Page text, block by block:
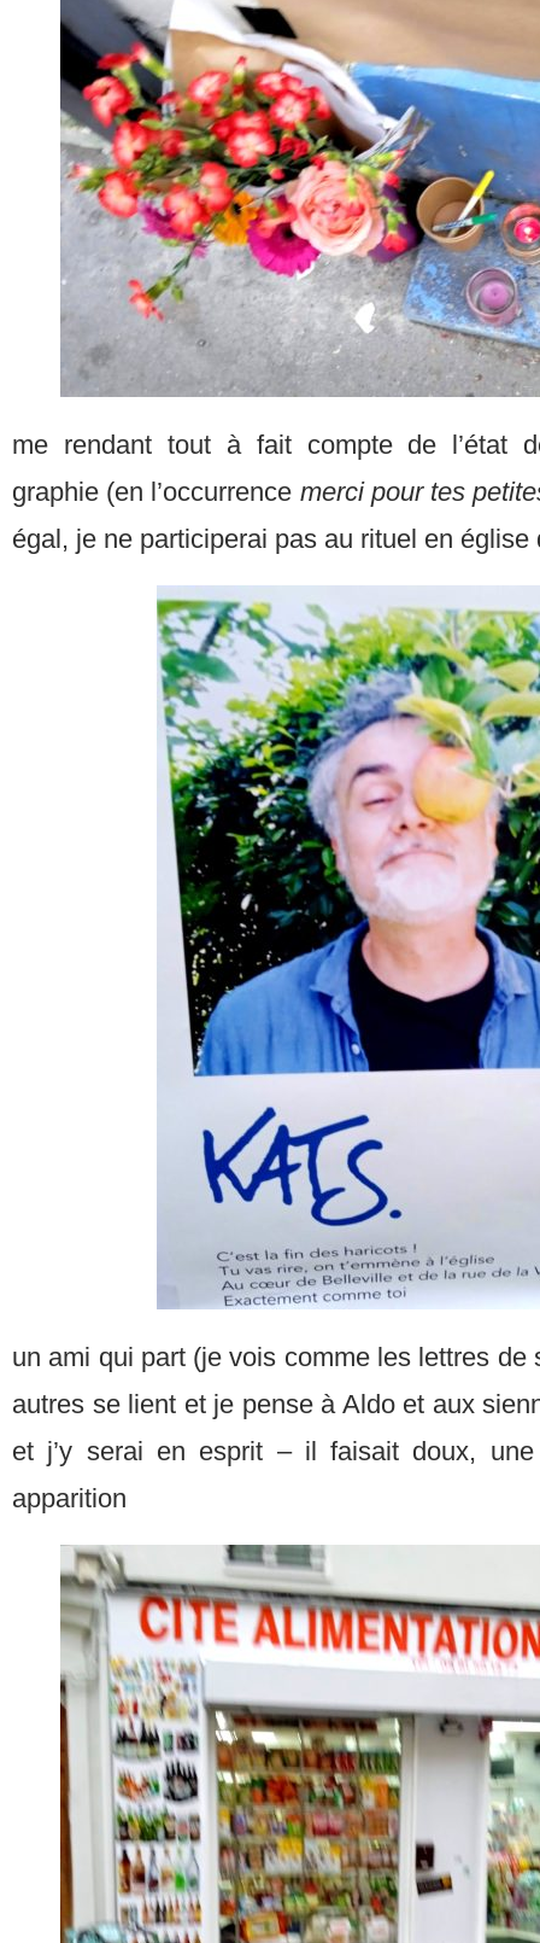
me rendant tout à fait compte de l’état
graphie (en l’occurrence merci pour tes
égal, je ne participerai pas au rituel en église
un ami qui part (je vois comme les lettres de
autres se lient et je pense à Aldo et aux
et j’y serai en esprit – il faisait doux,
apparition